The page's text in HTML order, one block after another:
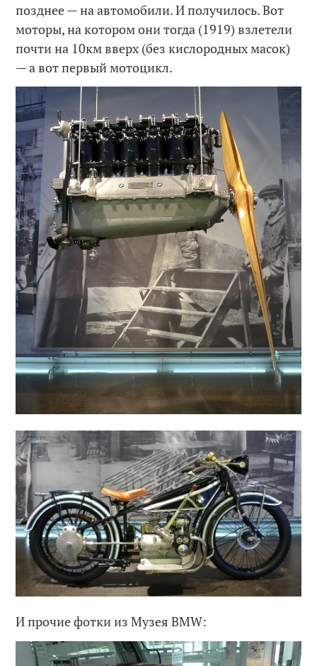
позднее — на автомобили. И получилось. Вот
моторы, на котором они тогда (1919) взлетели
почти на 10км вверх (без кислородных масок)
— а вот первый мотоцикл.
И прочие фотки из Музея BMW: